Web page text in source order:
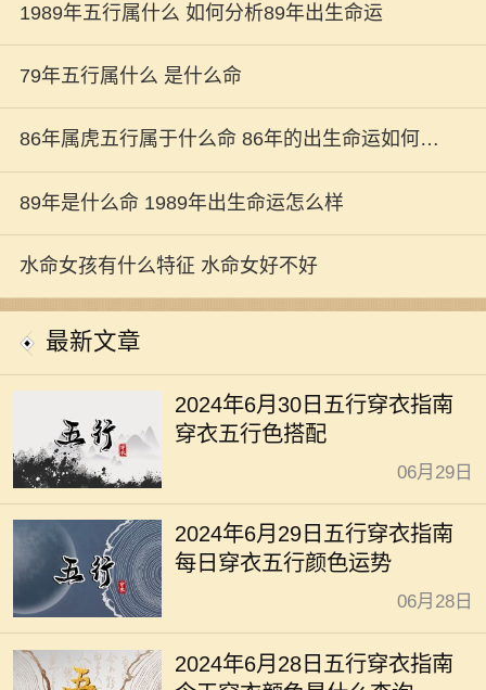
1989年五行属什么 如何分析89年出生命运
79年五行属什么 是什么命
86年属虎五行属于什么命 86年的出生命运如何解
析
89年是什么命 1989年出生命运怎么样
水命女孩有什么特征 水命女好不好
最新文章
2024年6月30日五行穿衣指南
穿衣五行色搭配
06月29日
2024年6月29日五行穿衣指南
每日穿衣五行颜色运势
06月28日
2024年6月28日五行穿衣指南